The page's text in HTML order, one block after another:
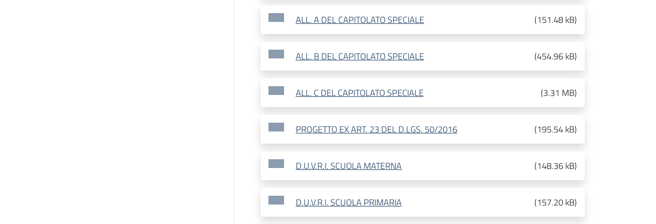
ALL. A DEL CAPITOLATO SPECIALE (151.48 kB)
ALL. B DEL CAPITOLATO SPECIALE (454.96 kB)
ALL. C DEL CAPITOLATO SPECIALE (3.31 MB)
PROGETTO EX ART. 23 DEL D.LGS. 50/2016 (195.54 kB)
D.U.V.R.I. SCUOLA MATERNA (148.36 kB)
D.U.V.R.I. SCUOLA PRIMARIA (157.20 kB)